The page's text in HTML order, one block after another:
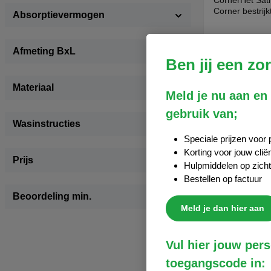
Absorptievermogen
Afmeting BxL
Materiaal
Wasinstructies
Prijs
Beoordeling min.
Corner
gefixeerd. Bij
katoen zodat
zetten met de
kunnen
kracht heeft,
de rand van
dat cliënten uit
het
de cliënt de
te
Betere
kg.
worden in de
mag geen
Ben jij een
Meld je nu aan en
gebruik van;
Speciale prijzen voor
Korting voor jouw
Hulpmiddelen op
Bestellen op factuur
Meld je dan hier aan
Vul hier jouw
toegangscode in: